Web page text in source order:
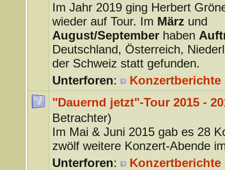
Im Jahr 2019 ging Herbert
wieder auf Tour. Im Märzund
August/Septemberhaben
Deutschland, Österreich,
der Schweiz statt gefunden.
Unterforen:
Konzertberichte
"Dauernd jetzt"-Tour 2015 -
Betrachter)
Im Mai & Juni 2015 gab es 28
zwölf weitere Konzert-Abende
Unterforen:
Konzertberichte